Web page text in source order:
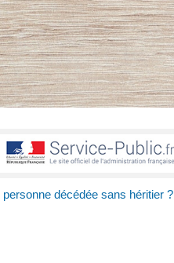
décédée sans héritier ?